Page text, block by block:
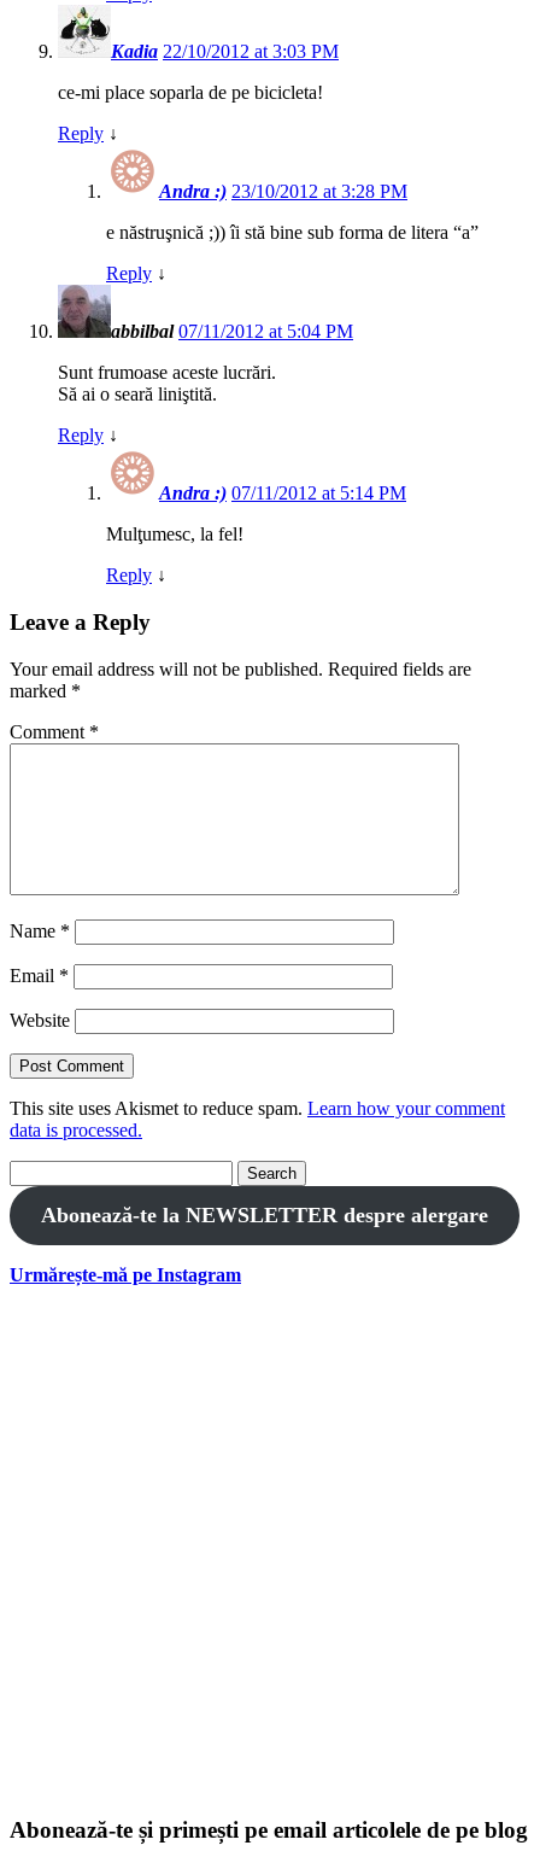
Kadia 22/10/2012 at 3:03 PM
ce-mi place soparla de pe bicicleta!
Reply ↓
Andra :) 23/10/2012 at 3:28 PM
e năstruşnică ;)) îi stă bine sub forma de litera “a”
Reply ↓
abbilbal 07/11/2012 at 5:04 PM
Sunt frumoase aceste lucrări.
Să ai o seară liniştită.
Reply ↓
Andra :) 07/11/2012 at 5:14 PM
Mulţumesc, la fel!
Reply ↓
Leave a Reply
Your email address will not be published. Required fields are
marked *
Comment *
Name *
Email *
Website
This site uses Akismet to reduce spam. Learn how your comment
data is processed.
for:
Abonează-te la NEWSLETTER despre alergare
Urmărește-mă pe Instagram
Abonează-te și primești pe email articolele de pe blog